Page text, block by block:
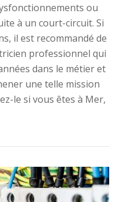
ou
à un court-circuit. Si
il est recommandé de
professionnel qui
dans le métier et
une telle mission
le si vous êtes à Mer,